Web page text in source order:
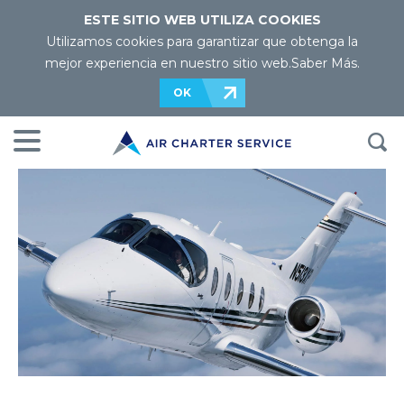
ESTE SITIO WEB UTILIZA COOKIES
Utilizamos cookies para garantizar que obtenga la
mejor experiencia en nuestro sitio web.Saber Más.
OK